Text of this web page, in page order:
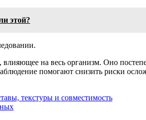
этой?
на весь организм. Оно
помогают снизить риски
текстуры и совместимость